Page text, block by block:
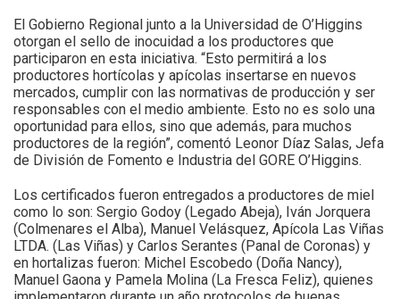
El Gobierno Regional junto a la Universidad de O’Higgins
otorgan el sello de inocuidad a los productores que
participaron en esta iniciativa. “Esto permitirá a los
productores hortícolas y apícolas insertarse en nuevos
mercados, cumplir con las normativas de producción y ser
responsables con el medio ambiente. Esto no es solo una
oportunidad para ellos, sino que además, para muchos
productores de la región”, comentó Leonor Díaz Salas, Jefa
de División de Fomento e Industria del GORE O’Higgins.
Los certificados fueron entregados a productores de miel
como lo son: Sergio Godoy (Legado Abeja), Iván Jorquera
(Colmenares el Alba), Manuel Velásquez, Apícola Las Viñas
LTDA. (Las Viñas) y Carlos Serantes (Panal de Coronas) y
en hortalizas fueron: Michel Escobedo (Doña Nancy),
Manuel Gaona y Pamela Molina (La Fresca Feliz), quienes